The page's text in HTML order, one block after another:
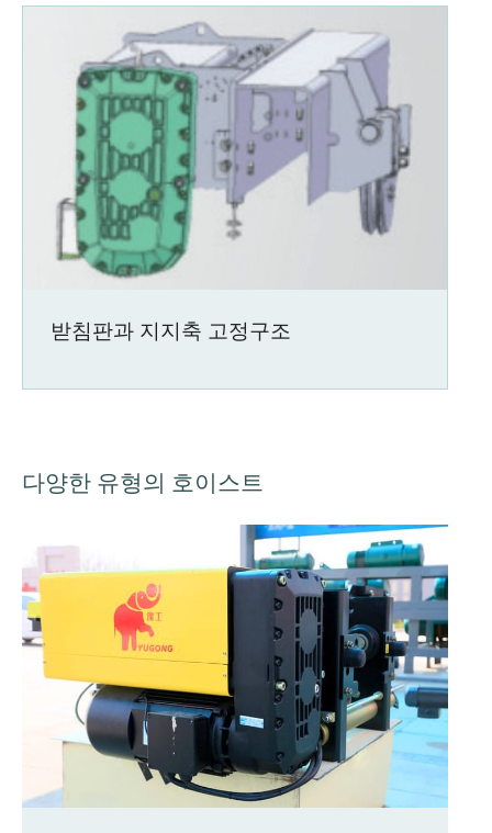
받침판과 지지축 고정구조
다양한 유형의 호이스트